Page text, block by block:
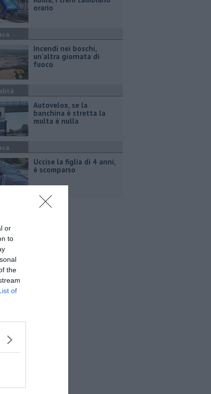
or
to
the
of
orario
Incendi nei boschi,
un'altra giornata di
fuoco
Autovelox, se la
banchina è stretta la
multa è nulla
Uccise la figlia di 4 anni,
è scomparso